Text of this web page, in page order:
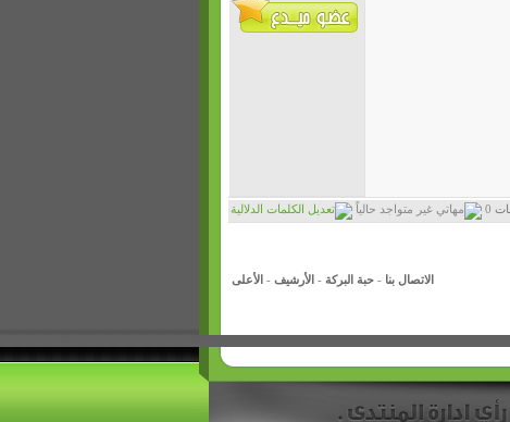
الاتصال بنا -حبة البركة - الأرشيف - الأعلى